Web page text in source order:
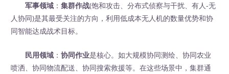
军事领域 ：集群作战(饱和攻击、分布式侦察与干扰、有人-无
人协同)是其最受关注的方向，利用低成本无人机的数量优势和协
同智能达成战术目标。
民用领域 ：协同作业是核心。如大规模协同测绘、协同农业
喷洒、协同物流配送、协同搜索救援等。在这些场景中，集群通